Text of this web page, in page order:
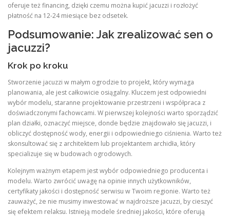
oferuje też financing, dzięki czemu można kupić jacuzzi i rozłożyć
płatność na 12-24 miesiące bez odsetek.
Podsumowanie: Jak zrealizować sen o
jacuzzi?
Krok po kroku
Stworzenie jacuzzi w małym ogrodzie to projekt, który wymaga
planowania, ale jest całkowicie osiągalny. Kluczem jest odpowiedni
wybór modelu, staranne projektowanie przestrzeni i współpraca z
doświadczonymi fachowcami. W pierwszej kolejności warto sporządzić
plan działki, oznaczyć miejsce, donde będzie znajdowało się jacuzzi, i
obliczyć dostępność wody, energii i odpowiedniego ciśnienia. Warto też
skonsultować się z architektem lub projektantem archidła, który
specializuje się w budowach ogrodowych.
Kolejnym ważnym etapem jest wybór odpowiedniego producenta i
modelu. Warto zwrócić uwagę na opinie innych użytkowników,
certyfikaty jakości i dostępność serwisu w Twoim regionie. Warto też
zauważyć, że nie musimy inwestować w najdroższe jacuzzi, by cieszyć
się efektem relaksu. Istnieją modele średniej jakości, które oferują